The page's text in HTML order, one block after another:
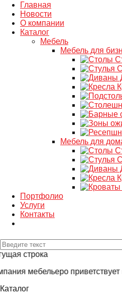
Главная
Новости
О компании
Каталог
Мебель
Мебель для
Мебель для
Портфолио
Услуги
Контакты
строка
мебельеро приветствует
Каталог